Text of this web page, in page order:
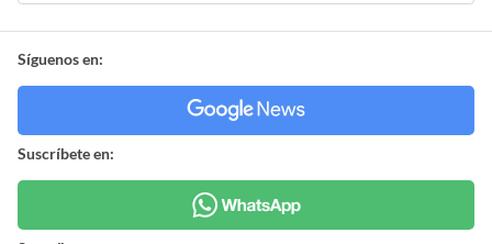
Síguenos en:
Suscríbete en: